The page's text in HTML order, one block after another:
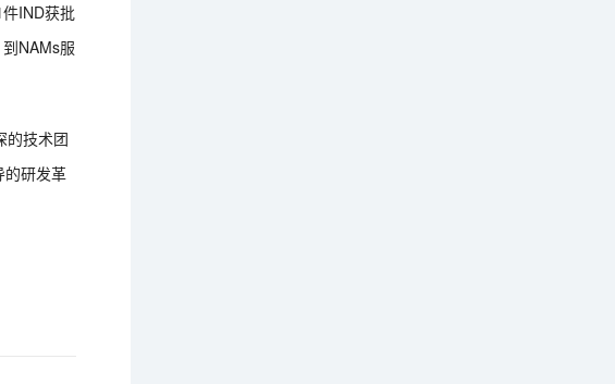
件IND获批
NAMs服
的技术团
的研发革